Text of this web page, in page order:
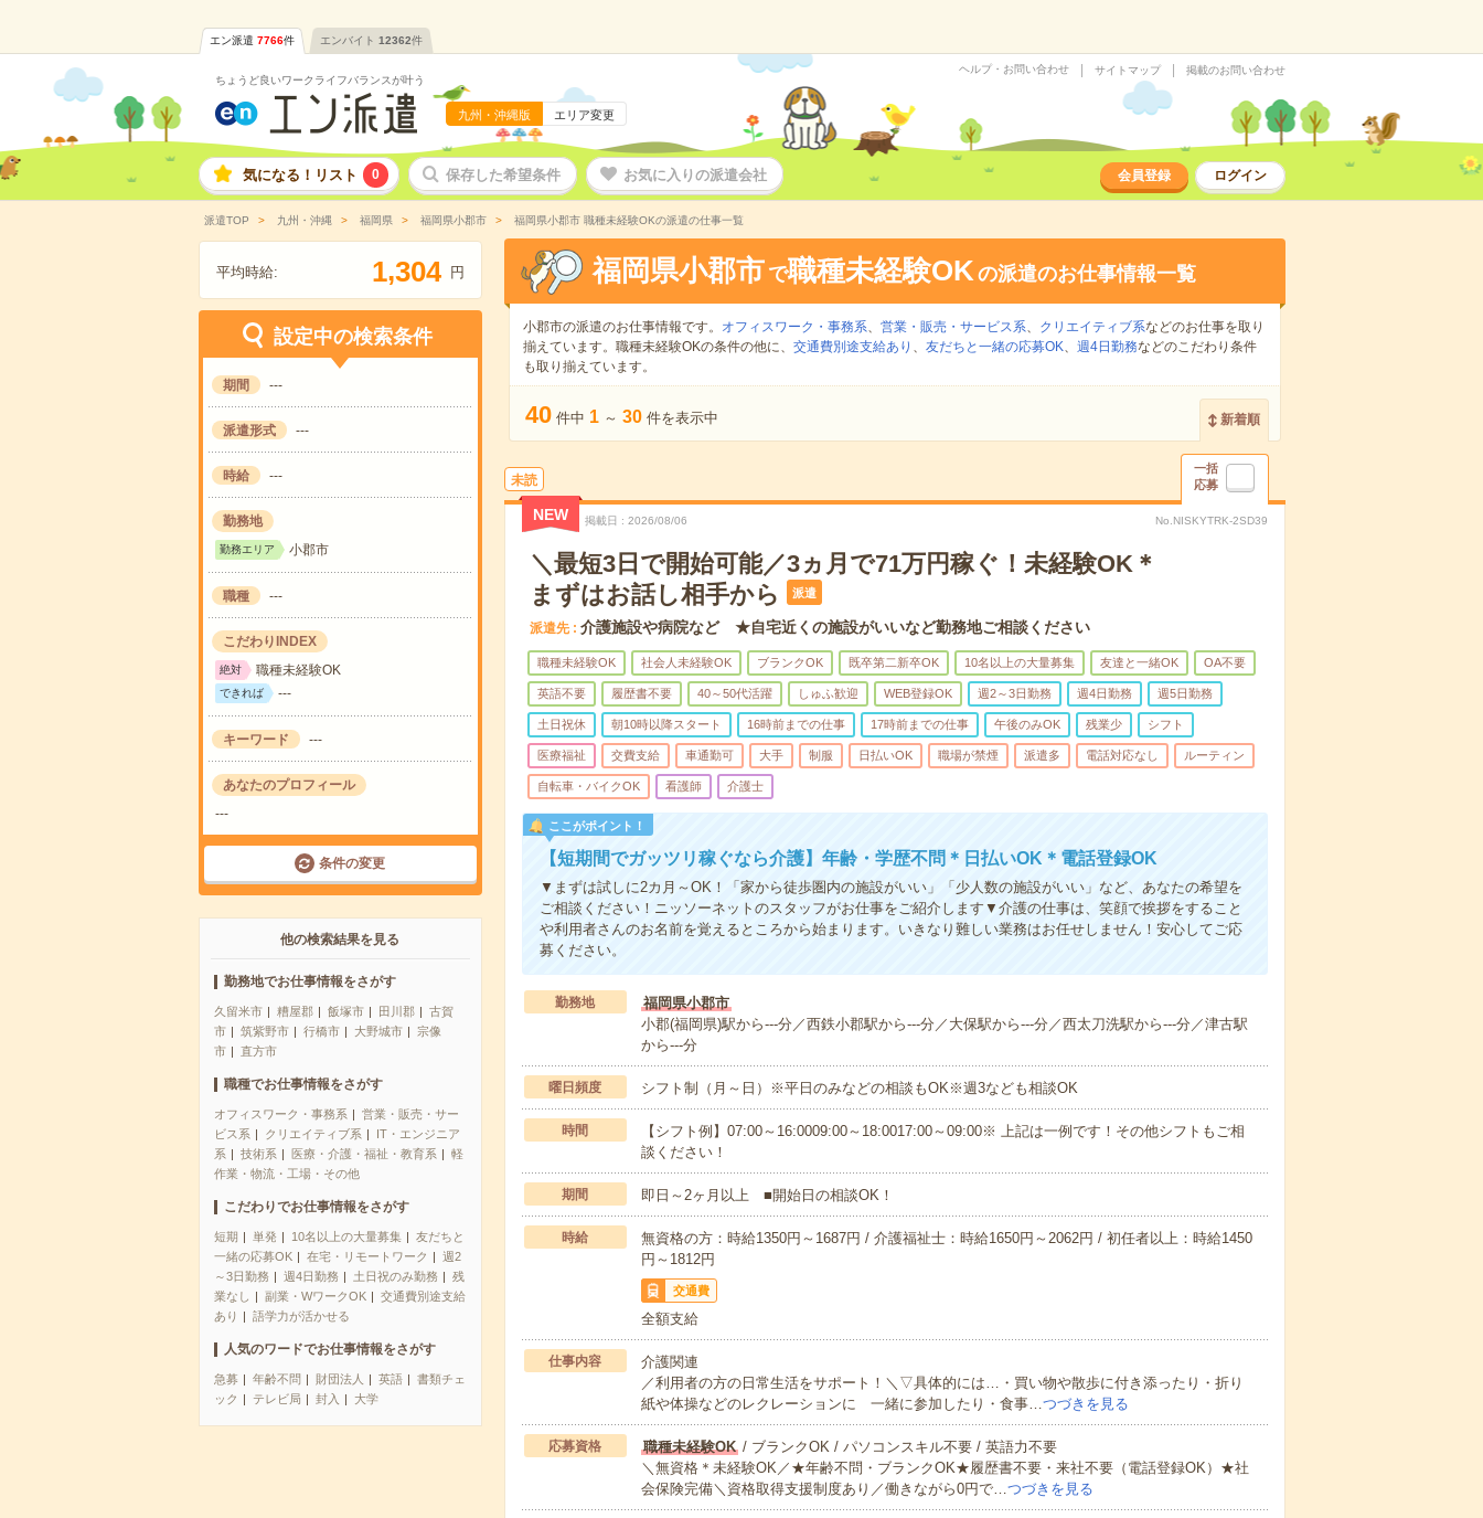
エン派遣 7766件 エンバイト 12362件
ちょうど良いワークライフバランスが叶う
九州・沖縄版 エリア変更
ヘルプ・お問い合わせ サイトマップ 掲載のお問い合わせ
気になる！リスト 0 保存した希望条件 お気に入りの派遣会社 会員登録 ログイン
派遣TOP 九州・沖縄 福岡県 福岡県小郡市 福岡県小郡市 職種未経験OKの派遣の仕事一覧
平均時給: 1,304 円
設定中の検索条件
期間 ---
派遣形式 ---
時給 ---
勤務地
勤務エリア 小郡市
職種 ---
こだわりINDEX
絶対 職種未経験OK
できれば ---
キーワード ---
あなたのプロフィール
---
条件の変更
他の検索結果を見る
勤務地でお仕事情報をさがす
久留米市 糟屋郡 飯塚市 田川郡
古賀
市
筑紫野市 行橋市 大野城市
宗像
市
直方市
職種でお仕事情報をさがす
オフィスワーク・事務系
営業・販売・サー
ビス系
クリエイティブ系
IT・エンジニア
系
技術系 医療・介護・福祉・教育系
軽
作業・物流・工場・その他
こだわりでお仕事情報をさがす
短期 単発 10名以上の大量募集
友だちと
一緒の応募OK
在宅・リモートワーク
週2
～3日勤務
週4日勤務 土日祝のみ勤務
残
業なし
副業・WワークOK
交通費別途支給
あり
語学力が活かせる
人気のワードでお仕事情報をさがす
急募 年齢不問 財団法人 英語
書類チェ
ック
テレビ局 封入 大学
福岡県小郡市 で職種未経験OKの派遣のお仕事情報一覧
小郡市の派遣のお仕事情報です。 オフィスワーク・事務系、 営業・販売・サービス系、 クリエイティブ系などのお仕事を取り
揃えています。職種未経験OKの条件の他に、 交通費別途支給あり 、 友だちと一緒の応募OK、 週4日勤務などのこだわり条件
も取り揃えています。
40 件中 1 ～ 30 件を表示中 新着順
未読
一括
応募
NEW 掲載日 2026/08/06 No.NISKYTRK-2SD39
＼最短3日で開始可能／3ヵ月で71万円稼ぐ！未経験OK＊
まずはお話し相手から
派遣
派遣先 介護施設や病院など ★自宅近くの施設がいいなど勤務地ご相談ください
職種未経験OK 社会人未経験OK ブランクOK 既卒第二新卒OK 10名以上の大量募集 友達と一緒OK OA不要
英語不要 履歴書不要 40～50代活躍 しゅふ歓迎 WEB登録OK 週2～3日勤務 週4日勤務 週5日勤務
土日祝休 朝10時以降スタート 16時前までの仕事 17時前までの仕事 午後のみOK 残業少 シフト
医療福祉 交費支給 車通勤可 大手 制服 日払いOK 職場が禁煙 派遣多 電話対応なし ルーティン
自転車・バイクOK 看護師 介護士
ここがポイント！
【短期間でガッツリ稼ぐなら介護】年齢・学歴不問＊日払いOK＊電話登録OK
▼まずは試しに2カ月～OK！「家から徒歩圏内の施設がいい」「少人数の施設がいい」など、あなたの希望を
ご相談ください！ニッソーネットのスタッフがお仕事をご紹介します▼介護の仕事は、笑顔で挨拶をすること
や利用者さんのお名前を覚えるところから始まります。いきなり難しい業務はお任せしません！安心してご応
募ください。
勤務地
福岡県小郡市
小郡(福岡県)駅から---分／西鉄小郡駅から---分／大保駅から---分／西太刀洗駅から---分／津古駅
から---分
曜日頻度 シフト制（月～日）※平日のみなどの相談もOK※週3なども相談OK
時間
【シフト例】07:00～16:0009:00～18:0017:00～09:00※ 上記は一例です！その他シフトもご相
談ください！
期間 即日～2ヶ月以上 ■開始日の相談OK！
時給
無資格の方：時給1350円～1687円 / 介護福祉士：時給1650円～2062円 / 初任者以上：時給1450
円～1812円
交通費
全額支給
仕事内容
介護関連
／利用者の方の日常生活をサポート！＼▽具体的には…・買い物や散歩に付き添ったり・折り
紙や体操などのレクレーションに 一緒に参加したり・食事…つづきを見る
応募資格 職種未経験OK/ ブランクOK / パソコンスキル不要 / 英語力不要
＼無資格＊未経験OK／★年齢不問・ブランクOK★履歴書不要・来社不要（電話登録OK）★社
会保険完備＼資格取得支援制度あり／働きながら0円で…つづきを見る